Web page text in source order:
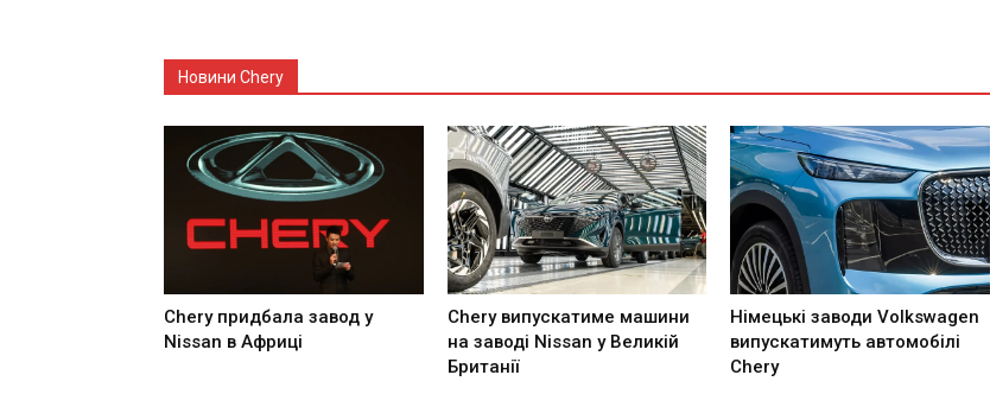
Новини Chery
Chery придбала завод у
Nissan в Африці
Chery випускатиме машини
на заводі Nissan у Великій
Британії
Німецькі заводи Volkswagen
випускатимуть автомобілі
Chery